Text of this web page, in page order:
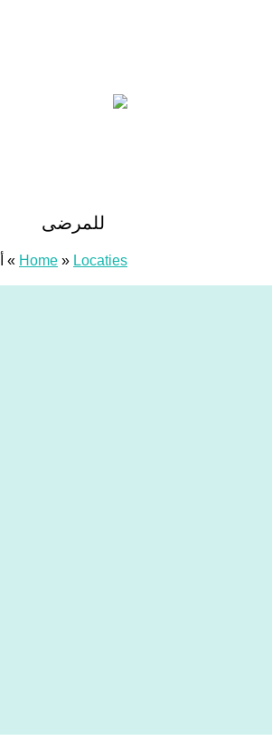
للمرضى
Home » Locaties
»